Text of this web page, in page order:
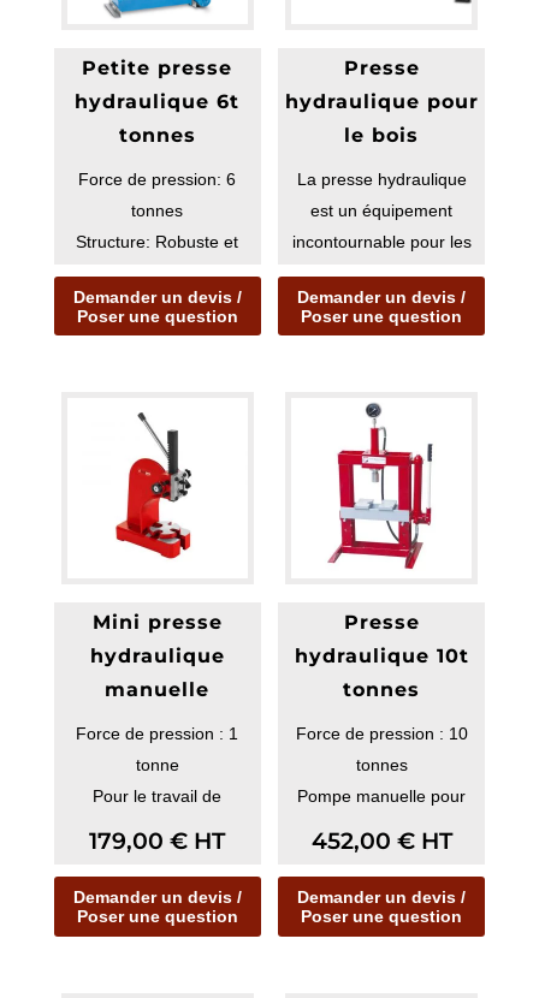
Petite presse
hydraulique 6t
tonnes
Force de pression: 6
tonnes
Structure: Robuste et
compacte, entièrement
fabriquée en ac...
Demander un devis /
Poser une question
Presse
hydraulique pour
le bois
La presse hydraulique
est un équipement
incontournable pour les
ateliers de menuiserie,
d’ébén...
Demander un devis /
Poser une question
Mini presse
hydraulique
manuelle
Force de pression : 1
tonne
Pour le travail de
roulement et montage
179,00€ HT
Demander un devis /
Poser une question
Presse
hydraulique 10t
tonnes
Force de pression : 10
tonnes
Pompe manuelle pour
actionner le vérin
452,00 € HT
Demander un devis /
Poser une question